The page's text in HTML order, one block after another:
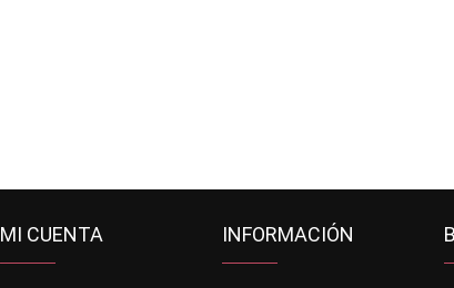
MI CUENTA INFORMACIÓN